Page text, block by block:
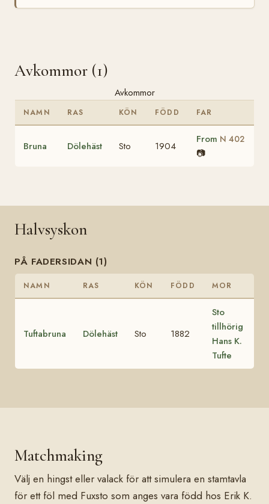
Avkommor (1)
Avkommor
NAMN RAS KÖN FÖDD FAR
Bruna Dölehäst Sto 1904
From N 402
📷
Halvsyskon
PÅ FADERSIDAN (1)
NAMN RAS KÖN FÖDD MOR
Tuftabruna Dölehäst Sto 1882
Sto
tillhörig
Hans K.
Tufte
Matchmaking
Välj en hingst eller valack för att simulera en stamtavla
för ett föl med Fuxsto som anges vara född hos Erik K.